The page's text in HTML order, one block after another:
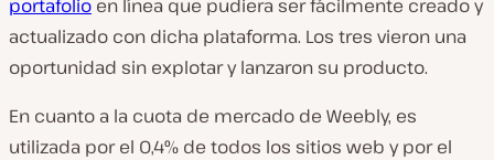
portafolio en línea que pudiera ser fácilmente creado y
actualizado con dicha plataforma. Los tres vieron una
oportunidad sin explotar y lanzaron su producto.
En cuanto a la cuota de mercado de Weebly, es
utilizada por el 0,4% de todos los sitios web y por el